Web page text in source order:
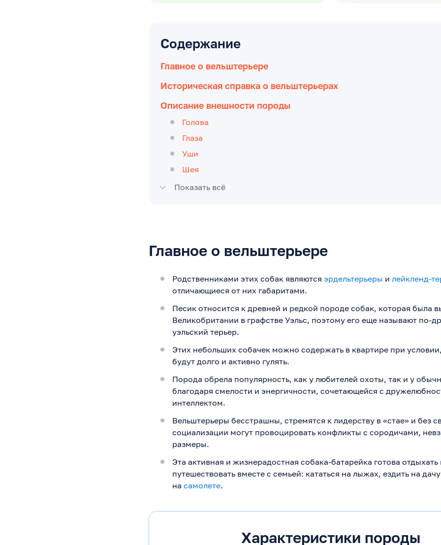
Содержание
Главное о вельштерьере
Историческая справка о вельштерьерах
Описание внешности породы
Голова
Глаза
Уши
Шея
Показать всё
Главное о вельштерьере
Родственниками этих собак являются эрдельтерьеры и лейкленд-
отличающиеся от них габаритами.
Песик относится к древней и редкой породе собак, которая была
Великобритании в графстве Уэльс, поэтому его еще называют по-
уэльский терьер.
Этих небольших собачек можно содержать в квартире при
будут долго и активно гулять.
Порода обрела популярность, как у любителей охоты, так и у
благодаря смелости и энергичности, сочетающейся с
интеллектом.
Вельштерьеры бесстрашны, стремятся к лидерству в «стае» и без
социализации могут провоцировать конфликты с сородичами,
размеры.
Эта активная и жизнерадостная собака-батарейка готова отдыхать
путешествовать вместе с семьей: кататься на лыжах, ездить на
на самолете.
Характеристики породы